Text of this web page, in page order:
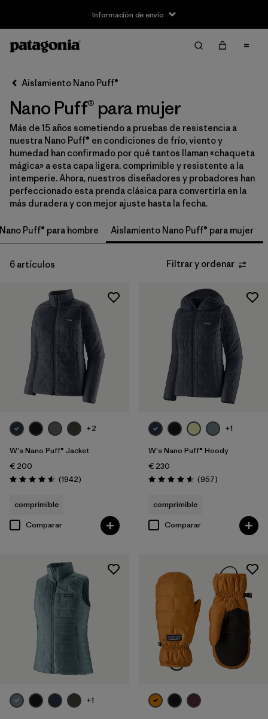
Información de envío
Filtrar y ordenar
Filtrar por
Size
S (6)
M (6)
L (6)
XXL (5)
Filtrar por
Filtrar por
Filtrar por
Color
Filtrar por
Sport
Filtrar por
Familia de productos
Aislamiento Nano Puff®
Nano Puff® para mujer
Más de 15 años sometiendo a pruebas de resistencia a
nuestra Nano Puff® en condiciones de frío, viento y
humedad han confirmado por qué tantos llaman «chaqueta
mágica» a esta capa ligera, comprimible y resistente a la
intemperie. Ahora, nuestros diseñadores y probadores han
perfeccionado esta prenda clásica para convertirla en la
más duradera y con mejor ajuste hasta la fecha.
Puff® para hombre Aislamiento Nano Puff® para mujer
6 artículos Filtrar y ordenar
+2
W's Nano Puff® Jacket
€ 200
Puntuación: 4.6 / 5
(1942Reseñas
)
comprimible
Comparar
+1
W's Nano Puff® Hoody
€ 230
Puntuación: 4.6 / 5
(957Reseñas
)
comprimible
Comparar
+1